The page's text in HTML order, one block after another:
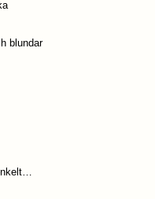
blundar